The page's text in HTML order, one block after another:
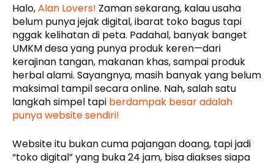
Halo,Alan Lovers! Zaman sekarang, kalau usaha
belum punya jejak digital, ibarat toko bagus tapi
nggak kelihatan di peta. Padahal, banyak banget
UMKM desa yang punya produk keren—dari
kerajinan tangan, makanan khas, sampai produk
herbal alami. Sayangnya, masih banyak yang belum
maksimal tampil secara online. Nah, salah satu
langkah simpel tapi berdampak besar adalah
punya website sendiri!
Website itu bukan cuma pajangan doang, tapi jadi
“toko digital” yang buka 24 jam, bisa diakses siapa